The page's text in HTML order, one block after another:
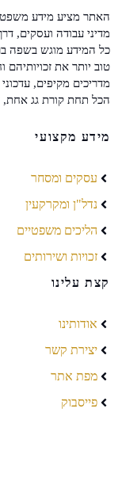
האתר מציע מידע
מדיני עבודה ועסקים,
כל המידע מוגש בשפה
טוב יותר את
מדריכים מקיפים,
הכל תחת קורת גג אחת,
מידע מקצועי
עסקים ומסחר
נדל"ן ומקרקעין
הליכים משפטיים
זכויות ושירותים
קצת עלינו
אודותינו
יצירת קשר
מפת אתר
פייסבוק